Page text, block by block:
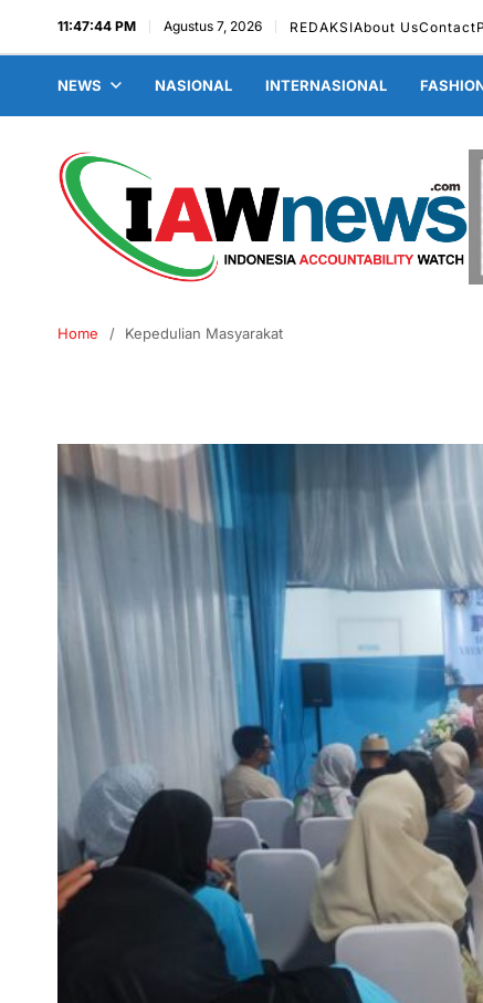
11:47:45 PM Agustus 7, 2026 REDAKSIAbout UsContact
NEWS NASIONAL INTERNASIONAL
Home Kepedulian Masyarakat